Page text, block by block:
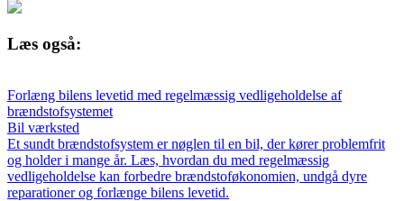
Læs også:
Forlæng bilens levetid med regelmæssig vedligeholdelse af
brændstofsystemet
Bil værksted
Et sundt brændstofsystem er nøglen til en bil, der kører problemfrit
og holder i mange år. Læs, hvordan du med regelmæssig
vedligeholdelse kan forbedre brændstoføkonomien, undgå dyre
reparationer og forlænge bilens levetid.